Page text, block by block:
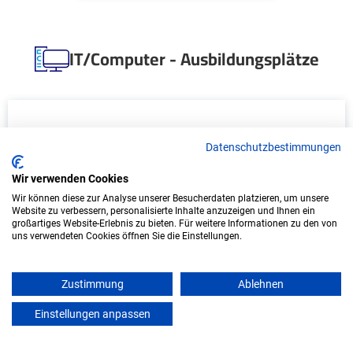
IT/Computer - Ausbildungsplätze
Duales Studium Informatik (B.Sc.) am
Service GmbH
Altländer Kuvertier Service GmbH
Datenschutzbestimmungen
Wir verwenden Cookies
Wir können diese zur Analyse unserer Besucherdaten platzieren, um unsere
Website zu verbessern, personalisierte Inhalte anzuzeigen und Ihnen ein
großartiges Website-Erlebnis zu bieten. Für weitere Informationen zu den von
uns verwendeten Cookies öffnen Sie die Einstellungen.
Zustimmung Ablehnen
Einstellungen anpassen